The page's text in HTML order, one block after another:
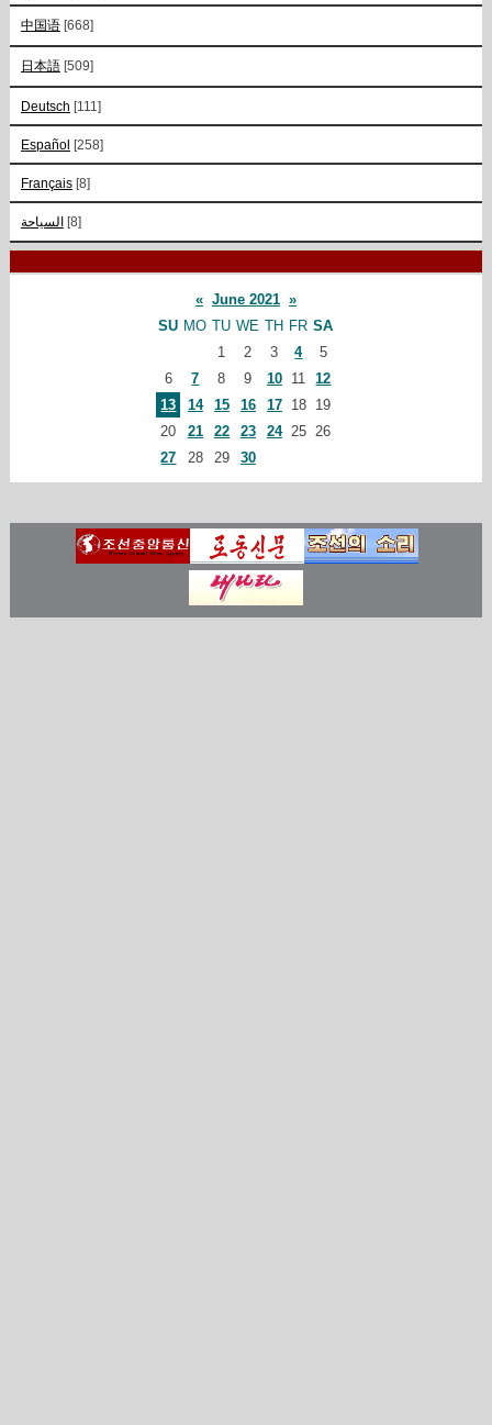
中国语 [668]
日本語 [509]
Deutsch [111]
Español [258]
Français [8]
السياحة [8]
« June 2021 »
SU MO TU WE TH FR SA
1
2 3 4
5
6
7 8 9 10 11
12
13
14 15 16 17 18
19
20
21 22 23 24 25 26
27
28 29 30